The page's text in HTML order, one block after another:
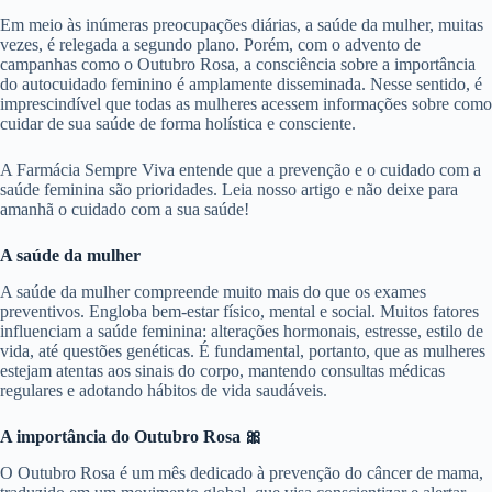
Em meio às inúmeras preocupações diárias, a saúde da mulher, muitas
vezes, é relegada a segundo plano. Porém, com o advento de
campanhas como o Outubro Rosa, a consciência sobre a importância
do autocuidado feminino é amplamente disseminada. Nesse sentido, é
imprescindível que todas as mulheres acessem informações sobre como
cuidar de sua saúde de forma holística e consciente.
A Farmácia Sempre Viva entende que a prevenção e o cuidado com a
saúde feminina são prioridades. Leia nosso artigo e não deixe para
amanhã o cuidado com a sua saúde!
A saúde da mulher
A saúde da mulher compreende muito mais do que os exames
preventivos. Engloba bem-estar físico, mental e social. Muitos fatores
influenciam a saúde feminina: alterações hormonais, estresse, estilo de
vida, até questões genéticas. É fundamental, portanto, que as mulheres
estejam atentas aos sinais do corpo, mantendo consultas médicas
regulares e adotando hábitos de vida saudáveis.
A importância do Outubro Rosa 🎀
O Outubro Rosa é um mês dedicado à prevenção do câncer de mama,